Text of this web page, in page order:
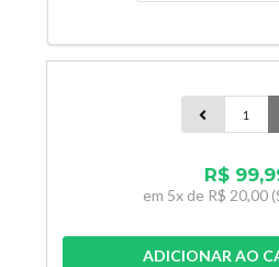
R$
em 5x de R$ 20,00
ADICIONAR AO